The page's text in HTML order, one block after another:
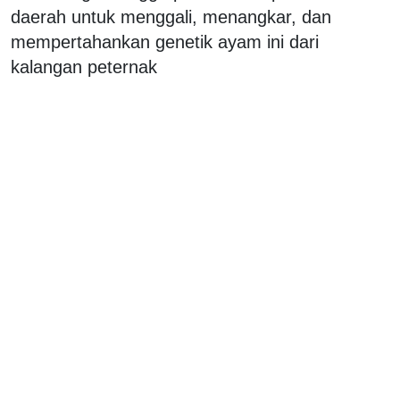
daerah untuk menggali, menangkar, dan
mempertahankan genetik ayam ini dari
kalangan peternak